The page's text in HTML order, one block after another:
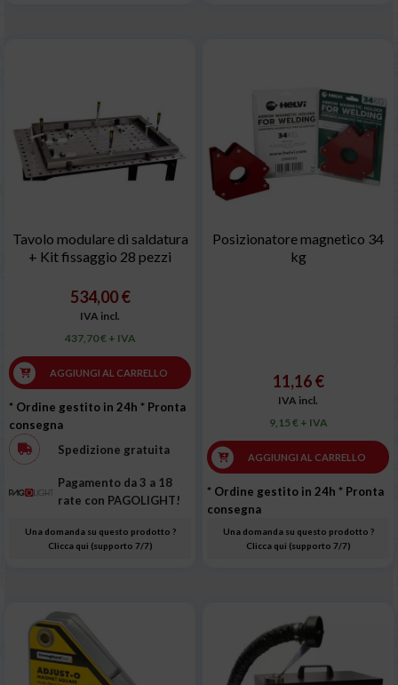
Tavolo modulare di saldatura
+ Kit fissaggio 28 pezzi
534,00 €
IVA incl.
437,70 € + IVA
AGGIUNGI AL CARRELLO
* Ordine gestito in 24h * Pronta
consegna
Spedizione gratuita
Pagamento da 3 a 18
rate con PAGOLIGHT!
Una domanda su questo prodotto ?
Clicca qui (supporto 7/7)
Posizionatore magnetico 34
kg
11,16 €
IVA incl.
9,15 € + IVA
AGGIUNGI AL CARRELLO
* Ordine gestito in 24h * Pronta
consegna
Una domanda su questo prodotto ?
Clicca qui (supporto 7/7)